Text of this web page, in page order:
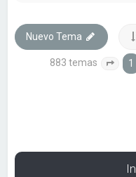
Nuevo Tema
883 temas 1